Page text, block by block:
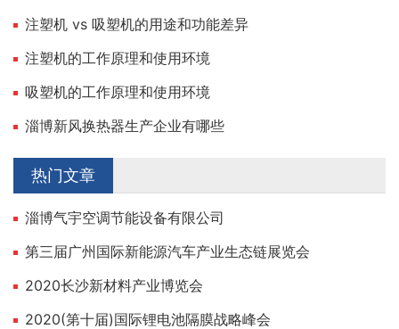
注塑机 vs 吸塑机的用途和功能差异
注塑机的工作原理和使用环境
吸塑机的工作原理和使用环境
淄博新风换热器生产企业有哪些
热门文章
淄博气宇空调节能设备有限公司
第三届广州国际新能源汽车产业生态链展览会
2020长沙新材料产业博览会
2020(第十届)国际锂电池隔膜战略峰会